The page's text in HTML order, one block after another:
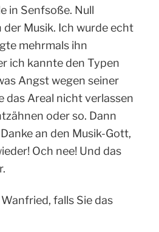
in Senfsoße. Null
der Musik. Ich wurde echt
mehrmals ihn
ich kannte den Typen
Angst wegen seiner
das Areal nicht verlassen
oder so. Dann
an den Musik-Gott,
Och nee! Und das
falls Sie das